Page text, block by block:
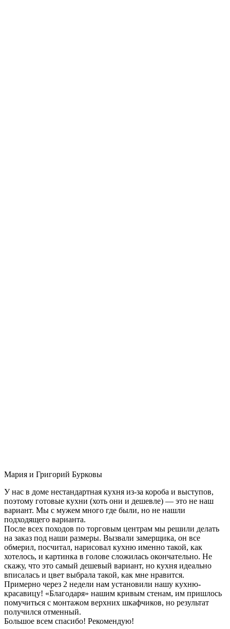
Мария и Григорий Бурковы
У нас в доме нестандартная кухня из-за короба и выступов,
поэтому готовые кухни (хоть они и дешевле) — это не наш
вариант. Мы с мужем много где были, но не нашли
подходящего варианта.
После всех походов по торговым центрам мы решили делать
на заказ под наши размеры. Вызвали замерщика, он все
обмерил, посчитал, нарисовал кухню именно такой, как
хотелось, и картинка в голове сложилась окончательно. Не
скажу, что это самый дешевый вариант, но кухня идеально
вписалась и цвет выбрала такой, как мне нравится.
Примерно через 2 недели нам установили нашу кухню-
красавицу! «Благодаря» нашим кривым стенам, им пришлось
помучиться с монтажом верхних шкафчиков, но результат
получился отменный.
Большое всем спасибо! Рекомендую!